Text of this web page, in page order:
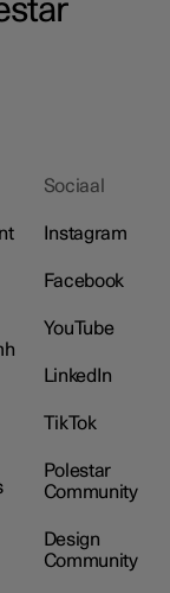
Sociaal
Instagram
Facebook
YouTube
LinkedIn
TikTok
Polestar
Community
Design
Community